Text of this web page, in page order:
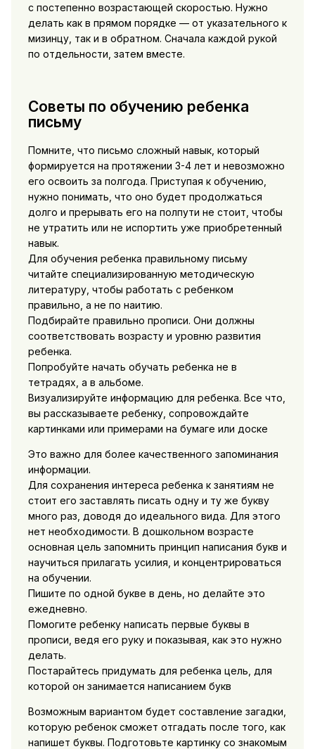
с постепенно возрастающей скоростью. Нужно
делать как в прямом порядке — от указательного к
мизинцу, так и в обратном. Сначала каждой рукой
по отдельности, затем вместе.
Советы по обучению ребенка
письму
Помните, что письмо сложный навык, который
формируется на протяжении 3-4 лет и невозможно
его освоить за полгода. Приступая к обучению,
нужно понимать, что оно будет продолжаться
долго и прерывать его на полпути не стоит, чтобы
не утратить или не испортить уже приобретенный
навык.
Для обучения ребенка правильному письму
читайте специализированную методическую
литературу, чтобы работать с ребенком
правильно, а не по наитию.
Подбирайте правильно прописи. Они должны
соответствовать возрасту и уровню развития
ребенка.
Попробуйте начать обучать ребенка не в
тетрадях, а в альбоме.
Визуализируйте информацию для ребенка. Все что,
вы рассказываете ребенку, сопровождайте
картинками или примерами на бумаге или доске
Это важно для более качественного запоминания
информации.
Для сохранения интереса ребенка к занятиям не
стоит его заставлять писать одну и ту же букву
много раз, доводя до идеального вида. Для этого
нет необходимости. В дошкольном возрасте
основная цель запомнить принцип написания букв и
научиться прилагать усилия, и концентрироваться
на обучении.
Пишите по одной букве в день, но делайте это
ежедневно.
Помогите ребенку написать первые буквы в
прописи, ведя его руку и показывая, как это нужно
делать.
Постарайтесь придумать для ребенка цель, для
которой он занимается написанием букв
Возможным вариантом будет составление загадки,
которую ребенок сможет отгадать после того, как
напишет буквы. Подготовьте картинку со знакомым